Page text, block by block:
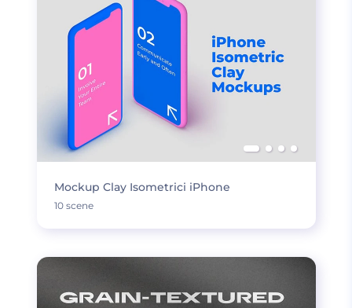
Mockup Clay Isometrici iPhone
10 scene